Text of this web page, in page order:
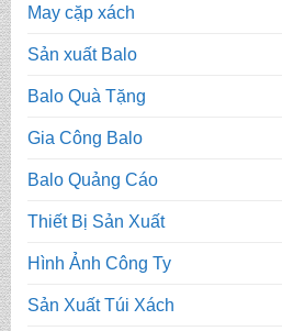
May cặp xách
Sản xuất Balo
Balo Quà Tặng
Gia Công Balo
Balo Quảng Cáo
Thiết Bị Sản Xuất
Hình Ảnh Công Ty
Sản Xuất Túi Xách